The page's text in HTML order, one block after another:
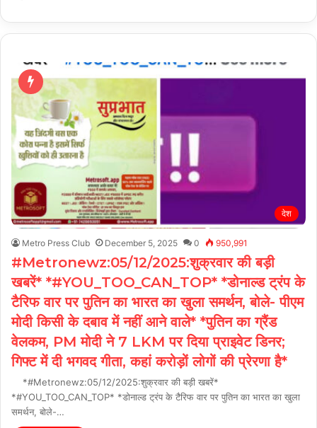
देश
Metro Press Club December 5, 2025 0 950,991
#Metronewz:05/12/2025:शुक्रवार की बड़ी
खबरें* *#YOU_TOO_CAN_TOP* *डोनाल्ड ट्रंप के
टैरिफ वार पर पुतिन का भारत का खुला समर्थन, बोले- पीएम
मोदी किसी के दबाव में नहीं आने वाले* *पुतिन का ग्रैंड
वेलकम, PM मोदी ने 7 LKM पर दिया प्राइवेट डिनर;
गिफ्ट में दी भगवद गीता, कहां करोड़ों लोगों की प्रेरणा है*
*#Metronewz:05/12/2025:शुक्रवार की बड़ी खबरें*
*#YOU_TOO_CAN_TOP* *डोनाल्ड ट्रंप के टैरिफ वार पर पुतिन का भारत का खुला
समर्थन, बोले-…